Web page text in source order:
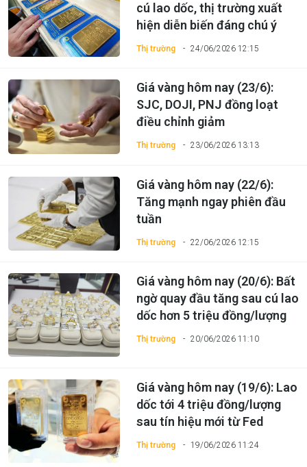
Thị trường 24/06/2026 12:15
cú lao dốc, thị trường xuất
hiện diễn biến đáng chú ý
Thị trường 23/06/2026 13:13
Giá vàng hôm nay (23/6):
SJC, DOJI, PNJ đồng loạt
điều chỉnh giảm
Thị trường 22/06/2026 12:15
Giá vàng hôm nay (22/6):
Tăng mạnh ngay phiên đầu
tuần
Thị trường 20/06/2026 11:10
Giá vàng hôm nay (20/6): Bất
ngờ quay đầu tăng sau cú lao
dốc hơn 5 triệu đồng/lượng
Thị trường 19/06/2026 11:24
Giá vàng hôm nay (19/6): Lao
dốc tới 4 triệu đồng/lượng
sau tín hiệu mới từ Fed